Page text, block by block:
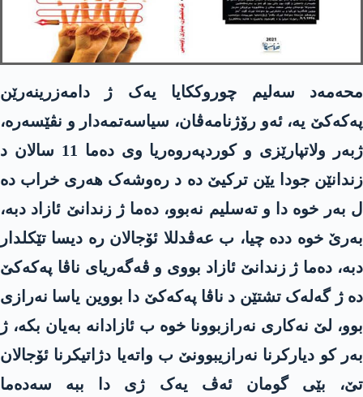
محەمەد سەلیم چوروککایا یەک ژ دامەزرینەرێن
پەکەکێ یە، ئەو رۆژنامەڤان، سیاسەتمەدار و نڤێسەرە،
ژبەر ولاتپارێزی و کوردپەروەریا وی دەما 11 سالان د
زندانێن جودا یێن ترکیێ دە د رەوشەک هەری خراب دە
ل بەر خوە دا و تەسلیم نەبوو، دەما ژ زندانێ ئازاد دبە،
بەرێ خوە ددە چیا، ب عەڤدللا ئۆجالان رە دیسا تێکلدار
دبە، دەما ژ زندانێ ئازاد بووی و ڤەگەریای ناڤا پەکەکێ
دە ژ گەلەک تشتێن د ناڤا پەکەکێ دا بووین یاسا نەرازی
بوو، لێ نەکاری نەرازبوونا خوە ب ئازادانە بەیان بکە، ژ
بەر کو دیارکرنا نەرازیبوونێ ب واتەیا دژاتیکرنا ئۆجالان
تێ، بێی گومان ئەڤ یەک ژی دا ببە سەدەما